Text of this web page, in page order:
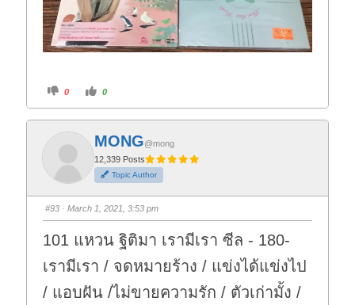
C
i
k
f
t
h
m
d
o
n
.
0
C
i
k
o
r
t
h
u
m
u
p
0
MONG@mong
12,339 Posts
Topic Author
#93 · March 1, 2021, 3:53 pm
101 แหวน ฐิติมา เรามีเรา ซีล - 180-
เรามีเรา / จดหมายร้าง / แข่งได้แข่งไป
/ แอบฝัน /ไม่ขายความรัก / ตัวเก่ามั้ง /